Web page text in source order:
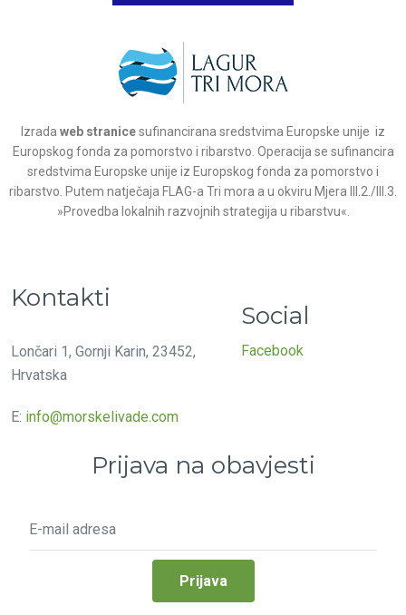
Izrada web stranicesufinancirana sredstvima Europske unije iz
Europskog fonda za pomorstvo i ribarstvo. Operacija se sufinancira
sredstvima Europske unije iz Europskog fonda za pomorstvo i
ribarstvo. Putem natječaja FLAG-a Tri mora a u okviru Mjera III.2./III.3.
»Provedba lokalnih razvojnih strategija u ribarstvu«.
Kontakti
Lončari 1, Gornji Karin, 23452,
Hrvatska
E: info@morskelivade.com
Social
Facebook
Prijava na obavjesti
Prijava